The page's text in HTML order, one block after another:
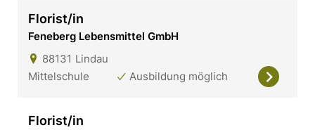
Florist/in
Feneberg Lebensmittel GmbH
88131 Lindau
Mittelschule
Ausbildung möglich
Florist/in